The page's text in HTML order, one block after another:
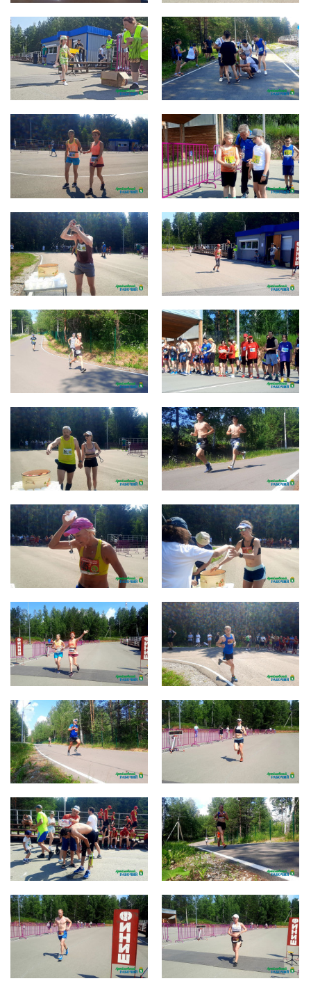
photo_2022-07-11_14-42-59 (3) photo_2022-07-11_14-43-00 (3)
photo_2022-07-11_14-43-00 (5) photo_2022-07-11_14-43-00
photo_2022-07-11_14-43-01 (3) photo_2022-07-11_14-43-01 (2)
photo_2022-07-11_14-43-01 (4) photo_2022-07-11_14-43-01
photo_2022-07-11_14-43-02 (2) photo_2022-07-11_14-43-02
photo_2022-07-11_14-43-03 (2) photo_2022-07-11_14-43-03
photo_2022-07-11_14-43-04 (2) photo_2022-07-11_14-43-04
photo_2022-07-11_14-43-05 (2) photo_2022-07-11_14-43-05 (3)
photo_2022-07-11_14-43-05 (4) photo_2022-07-11_14-43-05
photo_2022-07-11_14-43-06 (2) photo_2022-07-11_14-43-06